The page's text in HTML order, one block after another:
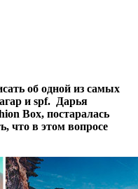
об одной из самых
и spf. Дарья
Box, постаралась
что в этом вопросе